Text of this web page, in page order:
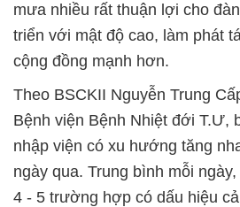
mưa nhiều rất thuận lợi cho
triển với mật độ cao, làm phát
cộng đồng mạnh hơn.
Theo BSCKII Nguyễn Trung
Bệnh viện Bệnh Nhiệt đới T.Ư,
nhập viện có xu hướng tăng
ngày qua. Trung bình mỗi
4 - 5 trường hợp có dấu hiệu